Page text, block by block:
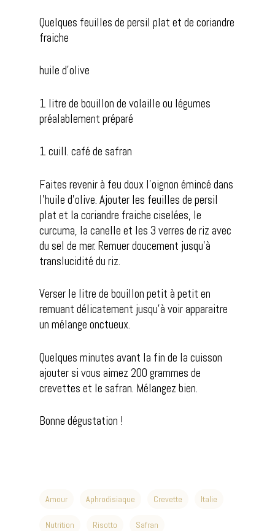
Quelques feuilles de persil plat et de coriandre
fraiche
huile d’olive
1 litre de bouillon de volaille ou légumes
préalablement préparé
1 cuill. café de safran
Faites revenir à feu doux l’oignon émincé dans
l’huile d’olive. Ajouter les feuilles de persil
plat et la coriandre fraiche ciselées, le
curcuma, la canelle et les 3 verres de riz avec
du sel de mer. Remuer doucement jusqu’à
translucidité du riz.
Verser le litre de bouillon petit à petit en
remuant délicatement jusqu’à voir apparaitre
un mélange onctueux.
Quelques minutes avant la fin de la cuisson
ajouter si vous aimez 200 grammes de
crevettes et le safran. Mélangez bien.
Bonne dégustation !
Amour Aphrodisiaque Crevette Italie
Nutrition Risotto Safran